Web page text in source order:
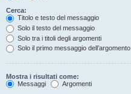
Cerca:
Titolo e testo del messaggio
Solo il testo del messaggio
Solo tra i titoli degli argomenti
Solo il primo messaggio dell’argomento
Mostra i risultati come:
Messaggi
Argomenti